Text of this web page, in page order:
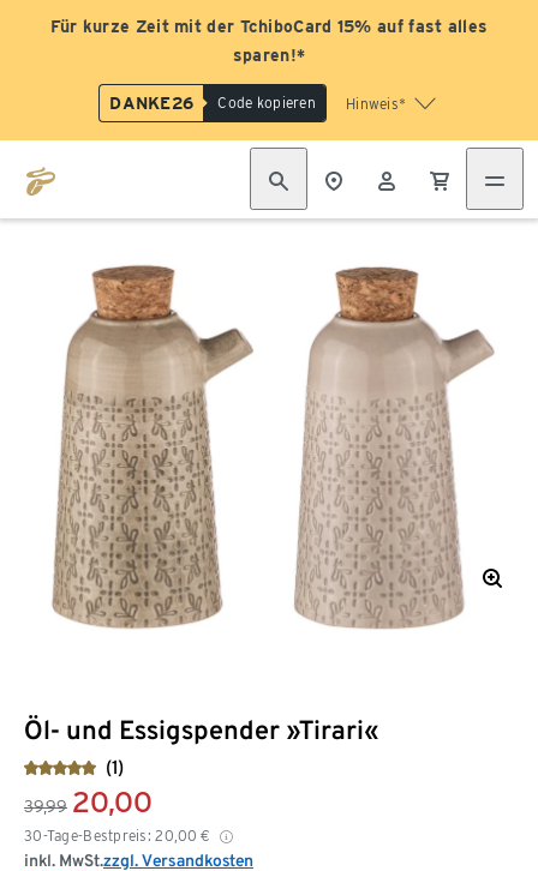
Für kurze Zeit mit der TchiboCard 15% auf fast alles
sparen!*
DANKE26 Code kopieren Hinweis*
Öl- und Essigspender »Tirari«
(1)
39,99 20,00
30-Tage-Bestpreis: 20,00 €
inkl. MwSt.zzgl. Versandkosten